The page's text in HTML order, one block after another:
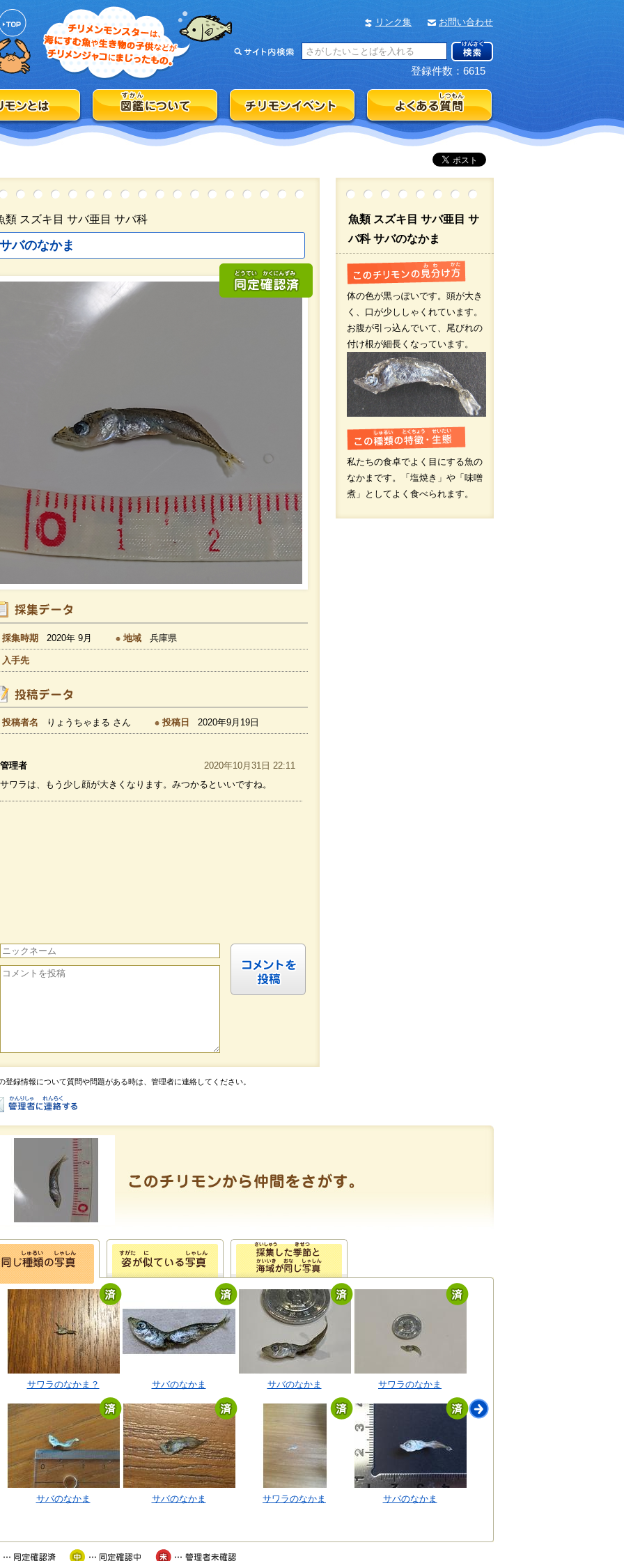
リンク集 お問い合わせ
登録件数：6615
類 スズキ目 サバ亜目 サバ科
サバのなかま
採集時期 2020年 9月 地域 兵庫県
入手先
投稿者名 りょうちゃまる さん 投稿日 2020年9月19日
管理者
2020年10月31日 22:11
サワラは、もう少し顔が大きくなります。みつかるといいですね。
登録情報について質問や問題がある時は、管理者に連絡してください。
魚類 スズキ目 サバ亜目 サ
バ科 サバのなかま
体の色が黒っぽいです。頭が大き
く、口が少ししゃくれています。
お腹が引っ込んでいて、尾びれの
付け根が細長くなっています。
私たちの食卓でよく目にする魚の
なかまです。「塩焼き」や「味噌
煮」としてよく食べられます。
サワラのなかま？ サバのなかま サバのなかま サワラのなかま
サバのなかま サバのなかま サワラのなかま サバのなかま